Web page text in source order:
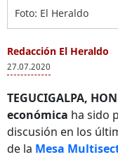
Foto: El Heraldo
Redacción El Heraldo
27.07.2020
TEGUCIGALPA,
económica ha sido
discusión en los
de la Mesa